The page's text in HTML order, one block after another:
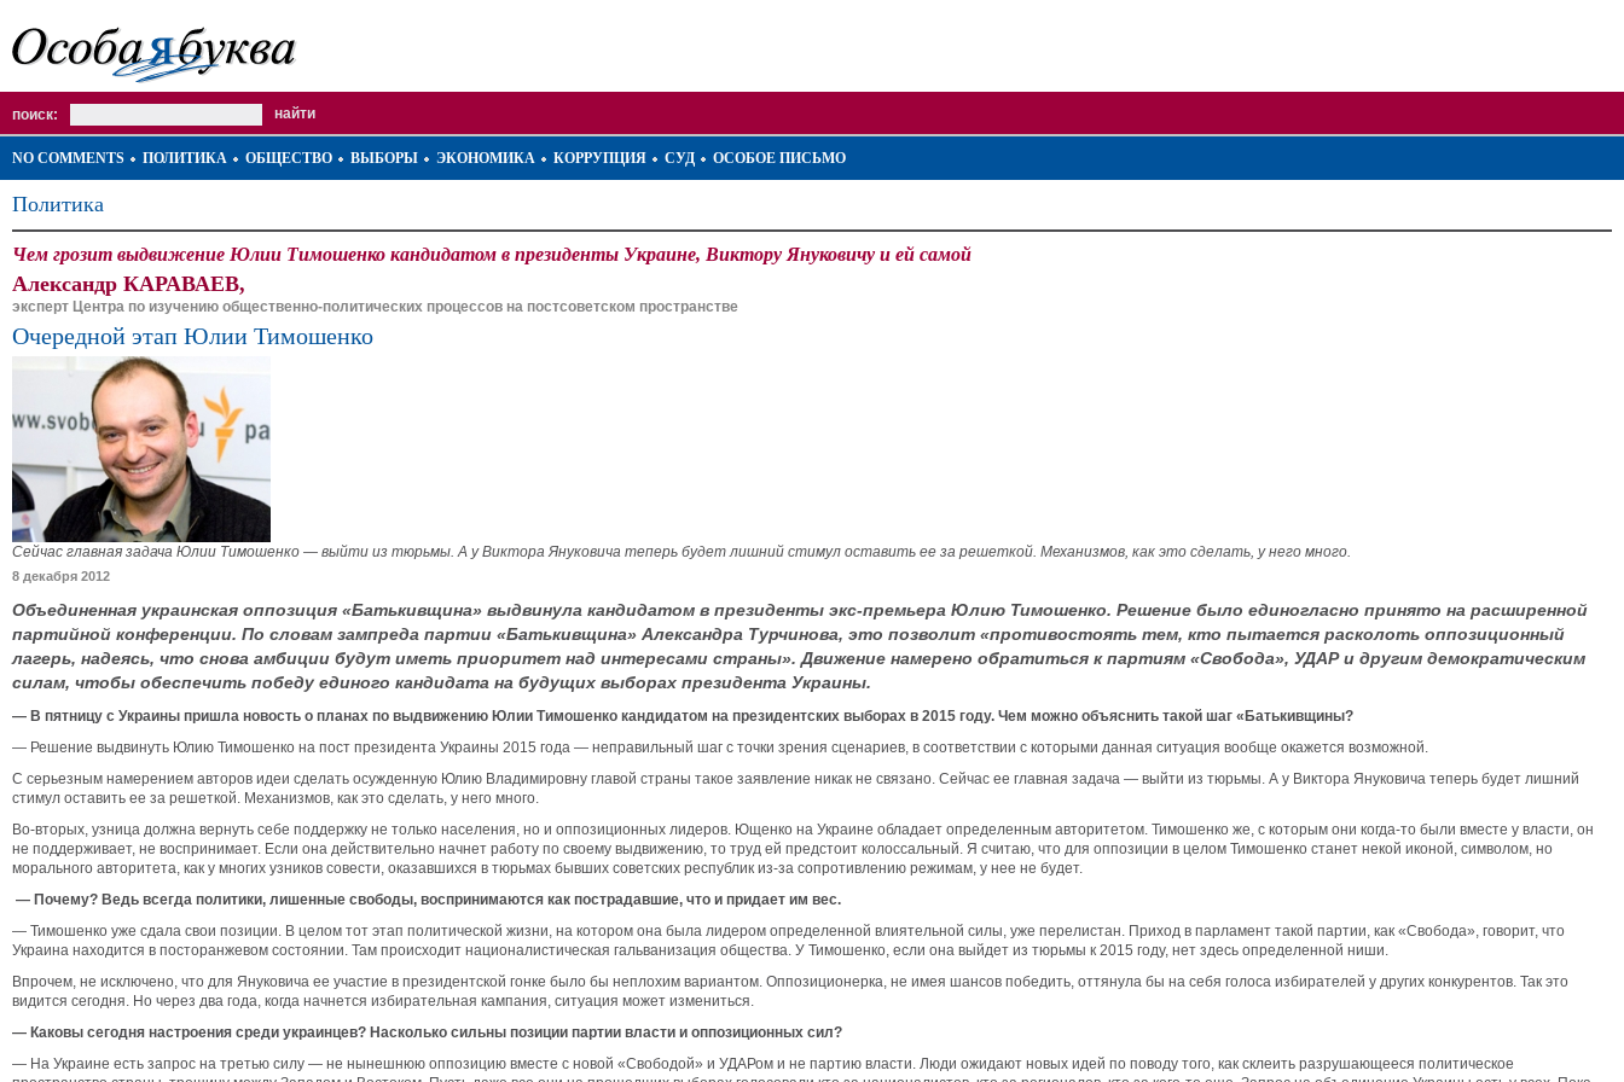
поиск:
NO COMMENTS ПОЛИТИКА ОБЩЕСТВО ВЫБОРЫ ЭКОНОМИКА КОРРУПЦИЯ СУД ОСОБОЕ ПИСЬМО
Политика
Чем грозит выдвижение Юлии Тимошенко кандидатом в президенты Украине, Виктору Януковичу и ей самой
Александр КАРАВАЕВ,
эксперт Центра по изучению общественно-политических процессов на постсоветском пространстве
Очередной этап Юлии Тимошенко
Сейчас главная задача Юлии Тимошенко — выйти из тюрьмы. А у Виктора Януковича теперь будет лишний стимул оставить ее за решеткой. Механизмов, как это сделать, у него много.
8 декабря 2012
Объединенная украинская оппозиция «Батькивщина» выдвинула кандидатом в президенты экс-премьера Юлию Тимошенко. Решение было единогласно принято на расширенной
партийной конференции. По словам зампреда партии «Батькивщина» Александра Турчинова, это позволит «противостоять тем, кто пытается расколоть оппозиционный
лагерь, надеясь, что снова амбиции будут иметь приоритет над интересами страны». Движение намерено обратиться к партиям «Свобода», УДАР и другим демократическим
силам, чтобы обеспечить победу единого кандидата на будущих выборах президента Украины.
— В пятницу с Украины пришла новость о планах по выдвижению Юлии Тимошенко кандидатом на президентских выборах в 2015 году. Чем можно объяснить такой шаг «Батькивщины?
— Решение выдвинуть Юлию Тимошенко на пост президента Украины 2015 года — неправильный шаг с точки зрения сценариев, в соответствии с которыми данная ситуация вообще окажется возможной.
С серьезным намерением авторов идеи сделать осужденную Юлию Владимировну главой страны такое заявление никак не связано. Сейчас ее главная задача — выйти из тюрьмы. А у Виктора Януковича теперь будет лишний
стимул оставить ее за решеткой. Механизмов, как это сделать, у него много.
Во-вторых, узница должна вернуть себе поддержку не только населения, но и оппозиционных лидеров. Ющенко на Украине обладает определенным авторитетом. Тимошенко же, с которым они когда-то были вместе у власти, он
не поддерживает, не воспринимает. Если она действительно начнет работу по своему выдвижению, то труд ей предстоит колоссальный. Я считаю, что для оппозиции в целом Тимошенко станет некой иконой, символом, но
морального авторитета, как у многих узников совести, оказавшихся в тюрьмах бывших советских республик из-за сопротивлению режимам, у нее не будет.
— Почему? Ведь всегда политики, лишенные свободы, воспринимаются как пострадавшие, что и придает им вес.
— Тимошенко уже сдала свои позиции. В целом тот этап политической жизни, на котором она была лидером определенной влиятельной силы, уже перелистан. Приход в парламент такой партии, как «Свобода», говорит, что
Украина находится в посторанжевом состоянии. Там происходит националистическая гальванизация общества. У Тимошенко, если она выйдет из тюрьмы к 2015 году, нет здесь определенной ниши.
Впрочем, не исключено, что для Януковича ее участие в президентской гонке было бы неплохим вариантом. Оппозиционерка, не имея шансов победить, оттянула бы на себя голоса избирателей у других конкурентов. Так это
видится сегодня. Но через два года, когда начнется избирательная кампания, ситуация может измениться.
— Каковы сегодня настроения среди украинцев? Насколько сильны позиции партии власти и оппозиционных сил?
— На Украине есть запрос на третью силу — не нынешнюю оппозицию вместе с новой «Свободой» и УДАРом и не партию власти. Люди ожидают новых идей по поводу того, как склеить разрушающееся политическое